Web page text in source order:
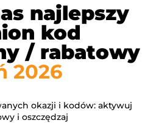
najlepszy
kod
/ rabatowy
2026
okazji i kodów: aktywuj
i oszczędzaj